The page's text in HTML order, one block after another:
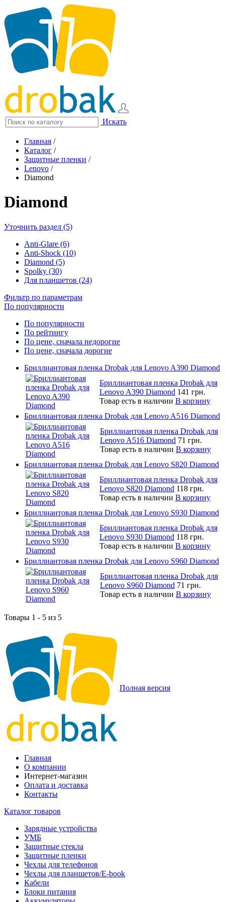
Искать
Главная /
Каталог /
Защитные пленки /
Lenovo /
Diamond
Diamond
Уточнить раздел (5)
Anti-Glare (6)
Anti-Shock (10)
Diamond (5)
Spolky (30)
Для планшетов (24)
Фильтр по параметрам
По популярности
По популярности
По рейтингу
По цене, сначала недорогие
По цене, сначала дорогие
Бриллиантовая пленка Drobak для Lenovo A390 Diamond
Бриллиантовая пленка Drobak для
Lenovo A390 Diamond 141 грн.
Товар есть в наличии В корзину
Бриллиантовая пленка Drobak для Lenovo A516 Diamond
Бриллиантовая пленка Drobak для
Lenovo A516 Diamond 71 грн.
Товар есть в наличии В корзину
Бриллиантовая пленка Drobak для Lenovo S820 Diamond
Бриллиантовая пленка Drobak для
Lenovo S820 Diamond 118 грн.
Товар есть в наличии В корзину
Бриллиантовая пленка Drobak для Lenovo S930 Diamond
Бриллиантовая пленка Drobak для
Lenovo S930 Diamond 118 грн.
Товар есть в наличии В корзину
Бриллиантовая пленка Drobak для Lenovo S960 Diamond
Бриллиантовая пленка Drobak для
Lenovo S960 Diamond 71 грн.
Товар есть в наличии В корзину
Товары 1 - 5 из 5
Полная версия
Главная
О компании
Интернет-магазин
Оплата и доставка
Контакты
Каталог товаров
Зарядные устройства
УМБ
Защитные стекла
Защитные пленки
Чехлы для телефонов
Чехлы для планшетов/E-book
Кабели
Блоки питания